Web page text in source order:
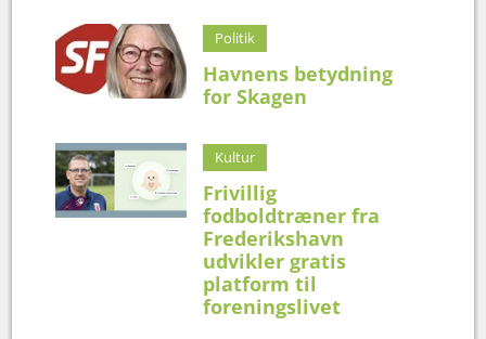
Politik
Havnens betydning
for Skagen
Kultur
Frivillig
fodboldtræner fra
Frederikshavn
udvikler gratis
platform til
foreningslivet